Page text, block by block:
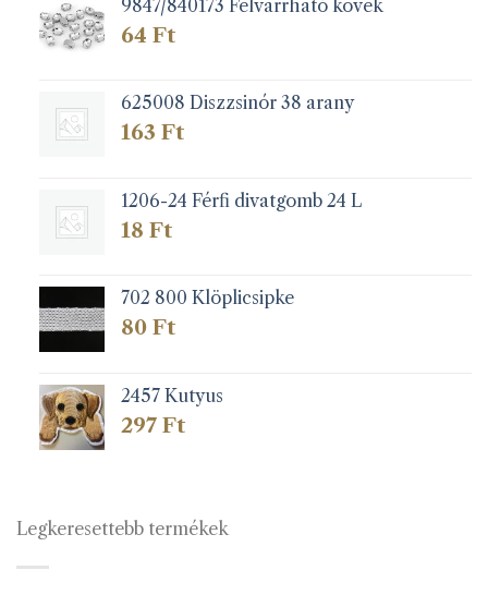
9847/840173 Felvarrható kövek
64 Ft
625008 Diszzsinór 38 arany
163 Ft
1206-24 Férfi divatgomb 24 L
18 Ft
702 800 Klöplicsipke
80 Ft
2457 Kutyus
297 Ft
Legkeresettebb termékek